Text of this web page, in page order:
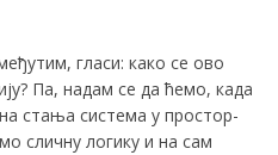
гласи: како се ово
Па, надам се да ћемо, када
стања система у простор-
сличну логику и на сам